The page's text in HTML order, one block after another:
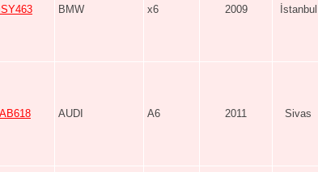
BMW x6 2009 İstanbul
AUDI A6 2011 Sivas